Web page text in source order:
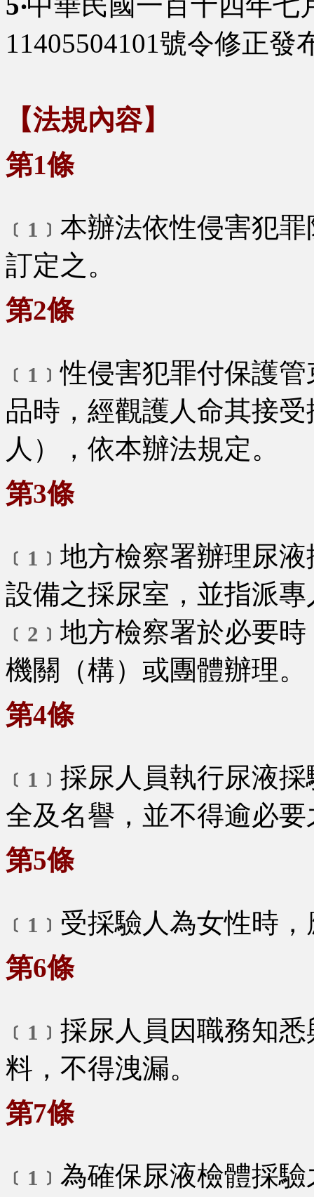
11405504101號令修正
【法規內容】
第1條
﹝1﹞ 本辦法依性侵害犯
訂定之。
第2條
﹝1﹞性侵害犯罪付保護
品時，經觀護人命其接
人），依本辦法規定。
第3條
﹝1﹞ 地方檢察署辦理尿
設備之採尿室，並指派
﹝2﹞ 地方檢察署於必要
機關（構）或團體辦理。
第4條
﹝1﹞ 採尿人員執行尿液
全及名譽，並不得逾必
第5條
﹝1﹞ 受採驗人為女性時
第6條
﹝1﹞ 採尿人員因職務知
料，不得洩漏。
第7條
﹝1﹞ 為確保尿液檢體採